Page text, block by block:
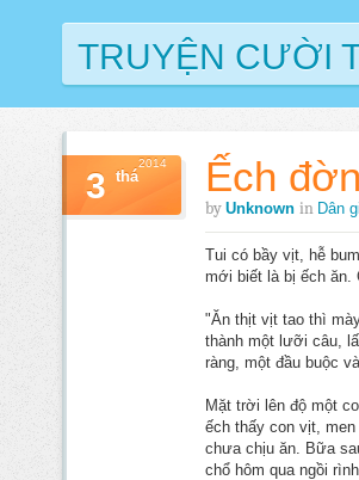
TRUYỆN CƯỜI
Ếch
by Unknown in Dân
3 thá
2014
Tui có bầy vịt, hễ
mới biết là bị ếch ăn.
"Ăn thịt vịt tao thì
thành một lưỡi câu,
ràng, một đầu buộc
Mặt trời lên độ một
ếch thấy con vịt,
chưa chịu ăn. Bữa
chổ hôm qua ngồi